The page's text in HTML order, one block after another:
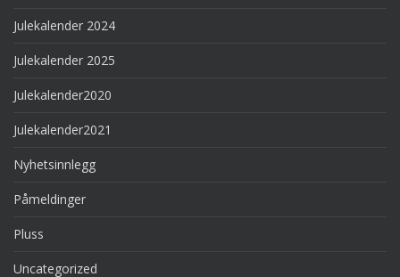
Julekalender 2024
Julekalender 2025
Julekalender2020
Julekalender2021
Nyhetsinnlegg
Påmeldinger
Pluss
Uncategorized